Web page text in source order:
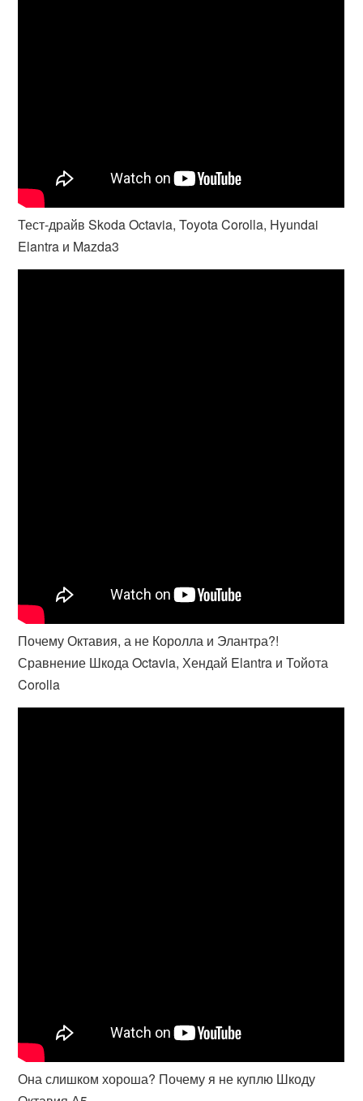
Тест-драйв Skoda Octavia, Toyota Corolla, Hyundai
Elantra и Mazda3
Почему Октавия, а не Королла и Элантра?!
Сравнение Шкода Octavia, Хендай Elantra и Тойота
Corolla
Она слишком хороша? Почему я не куплю Шкоду